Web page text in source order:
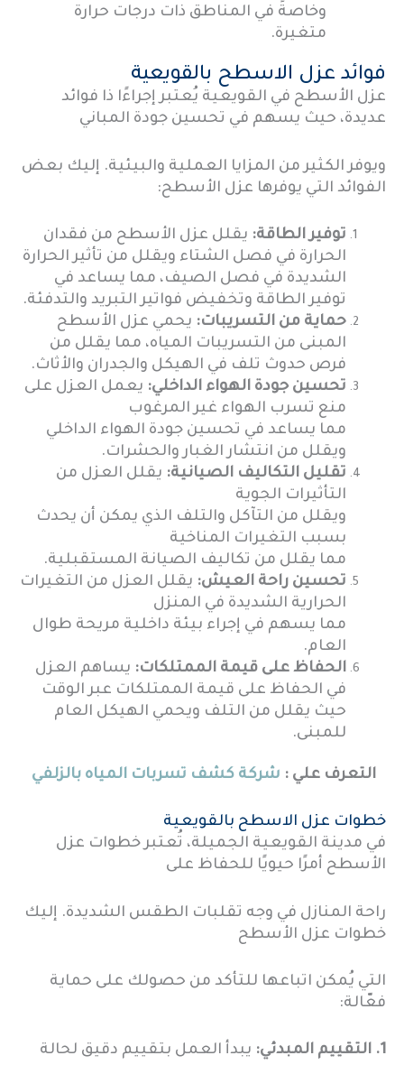
وخاصةً في المناطق ذات درجات حرارة
متغيرة.
فوائد عزل الاسطح بالقويعية
عزل الأسطح في القويعية يُعتبر إجراءًا ذا فوائد
عديدة، حيث يسهم في تحسين جودة المباني
ويوفر الكثير من المزايا العملية والبيئية. إليك بعض
الفوائد التي يوفرها عزل الأسطح:
توفير الطاقة: يقلل عزل الأسطح من فقدان
الحرارة في فصل الشتاء ويقلل من تأثير الحرارة
الشديدة في فصل الصيف، مما يساعد في
توفير الطاقة وتخفيض فواتير التبريد والتدفئة.
حماية من التسريبات: يحمي عزل الأسطح
المبنى من التسريبات المياه، مما يقلل من
فرص حدوث تلف في الهيكل والجدران والأثاث.
تحسين جودة الهواء الداخلي: يعمل العزل على
منع تسرب الهواء غير المرغوب
مما يساعد في تحسين جودة الهواء الداخلي
ويقلل من انتشار الغبار والحشرات.
تقليل التكاليف الصيانية: يقلل العزل من
التأثيرات الجوية
ويقلل من التآكل والتلف الذي يمكن أن يحدث
بسبب التغيرات المناخية
مما يقلل من تكاليف الصيانة المستقبلية.
تحسين راحة العيش: يقلل العزل من التغيرات
الحرارية الشديدة في المنزل
مما يسهم في إجراء بيئة داخلية مريحة طوال
العام.
الحفاظ على قيمة الممتلكات: يساهم العزل
في الحفاظ على قيمة الممتلكات عبر الوقت
حيث يقلل من التلف ويحمي الهيكل العام
للمبنى.
التعرف علي : شركة كشف تسربات المياه بالزلفي
خطوات عزل الاسطح بالقويعية
في مدينة القويعية الجميلة، تُعتبر خطوات عزل
الأسطح أمرًا حيويًا للحفاظ على
راحة المنازل في وجه تقلبات الطقس الشديدة. إليك
خطوات عزل الأسطح
التي يُمكن اتباعها للتأكد من حصولك على حماية
فعّالة:
1. التقييم المبدئي: يبدأ العمل بتقييم دقيق لحالة